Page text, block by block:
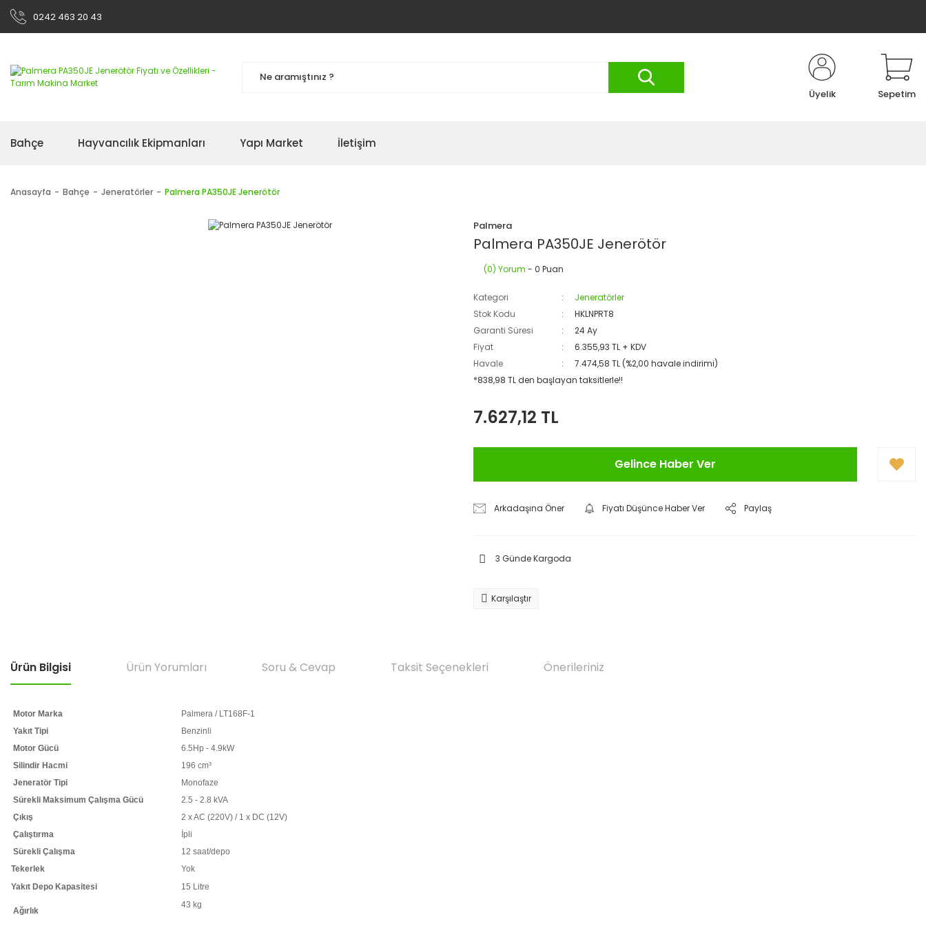
0242 463 20 43
Üyelik Sepetim
Bahçe Hayvancılık Ekipmanları Yapı Market İletişim
Anasayfa Bahçe Jeneratörler Palmera PA350JE Jenerötör
Palmera
Palmera PA350JE Jenerötör
(0) Yorum - 0 Puan
Kategori
Jeneratörler
Stok Kodu
HKLNPRT8
Garanti Süresi
24 Ay
Fiyat
6.355,93 TL + KDV
Havale
7.474,58 TL (%2,00 havale indirimi)
*838,98 TL den başlayan taksitlerle!!
7.627,12 TL
Gelince Haber Ver
Arkadaşına Öner Fiyatı Düşünce Haber Ver Paylaş
3 Günde Kargoda
Karşılaştır
Ürün Bilgisi Ürün Yorumları Soru & Cevap Taksit Seçenekleri Önerileriniz
Motor Marka
Palmera / LT168F-1
Yakıt Tipi
Benzinli
Motor Gücü
6.5Hp - 4.9kW
Silindir Hacmi
196 cm³
Jeneratör Tipi
Monofaze
Sürekli Maksimum Çalışma Gücü
2.5 - 2.8 kVA
Çıkış
2 x AC (220V) / 1 x DC (12V)
Çalıştırma
İpli
Sürekli Çalışma
12 saat/depo
Tekerlek
Yok
Yakıt Depo Kapasitesi
15 Litre
Ağırlık
43 kg